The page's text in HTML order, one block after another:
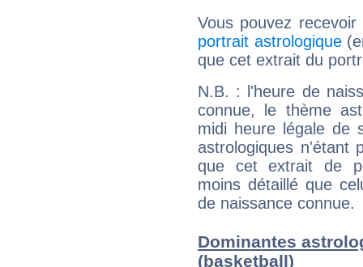
Vous pouvez
portrait astrologique
que cet extrait du
N.B. : l'heure de
connue, le thème
midi heure légale de
astrologiques n'étant
que cet extrait de
moins détaillé que
de naissance connue.
Dominantes
(basketball)